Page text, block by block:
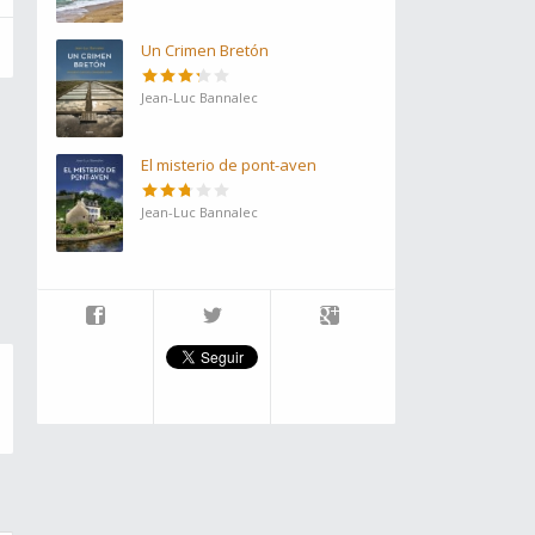
Un Crimen Bretón
Jean-Luc Bannalec
El misterio de pont-aven
Jean-Luc Bannalec